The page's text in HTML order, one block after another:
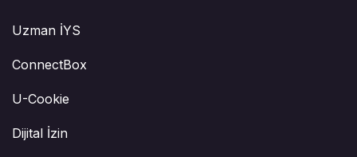
Uzman İYS
ConnectBox
U-Cookie
Dijital İzin